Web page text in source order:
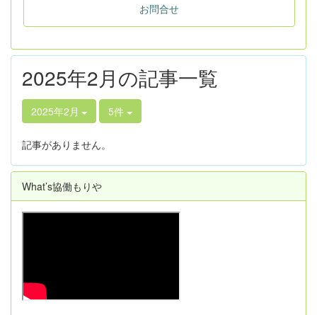
お問合せ
2025年2月の記事一覧
2025年2月 5件
記事がありません。
What’s協働もりや